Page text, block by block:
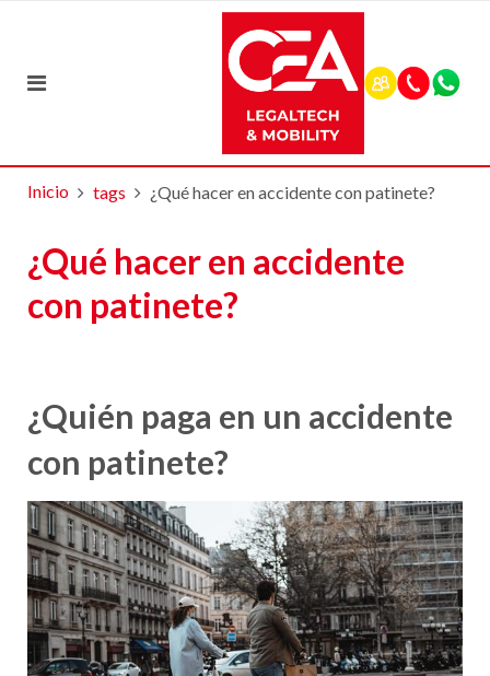
Inicio tags ¿Qué hacer en accidente con patinete?
¿Qué hacer en accidente
con patinete?
¿Quién paga en un accidente
con patinete?